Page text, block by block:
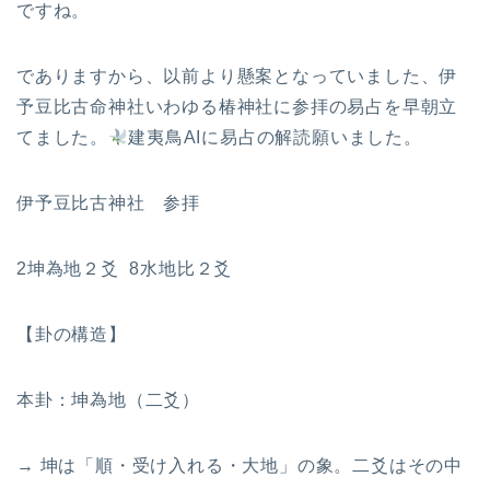
ですね。
でありますから、以前より懸案となっていました、伊
予豆比古命神社いわゆる椿神社に参拝の易占を早朝立
てました。
建夷鳥AIに易占の解読願いました。
伊予豆比古神社 参拝
2坤為地２爻 8水地比２爻
【卦の構造】
本卦：坤為地（二爻）
→ 坤は「順・受け入れる・大地」の象。二爻はその中